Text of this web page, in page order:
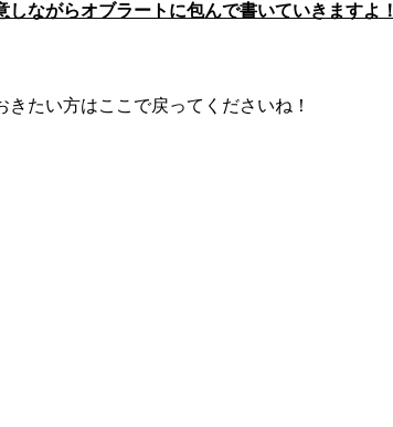
しながらオブラートに包んで書いていきますよ！
たい方はここで戻ってくださいね！